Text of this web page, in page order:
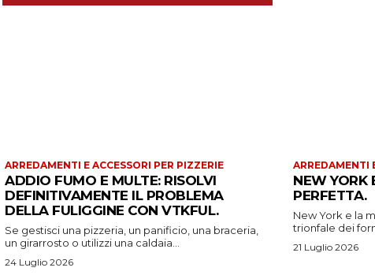
ARREDAMENTI E ACCESSORI PER PIZZERIE
ADDIO FUMO E MULTE: RISOLVI
DEFINITIVAMENTE IL PROBLEMA
DELLA FULIGGINE CON VTKFUL.
Se gestisci una pizzeria, un panificio, una braceria,
un girarrosto o utilizzi una caldaia...
24 Luglio 2026
ARREDAMENTI
NEW YORK
PERFETTA.
New York e la
trionfale dei forni
21 Luglio 2026